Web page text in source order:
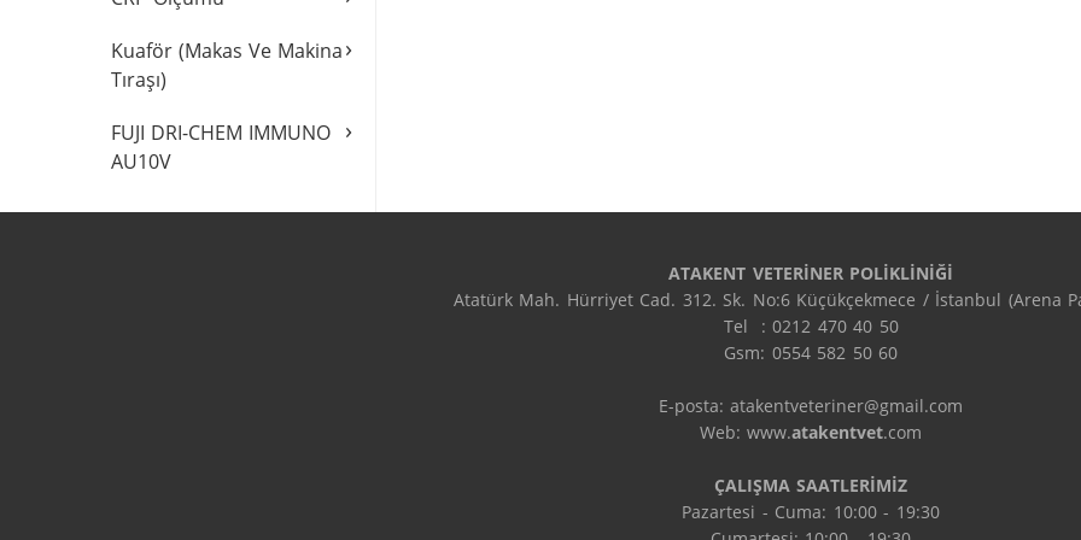
›
Kuaför (Makas Ve Makina
Tıraşı)
›
FUJI DRI-CHEM IMMUNO
AU10V
ATAKENT VETERİNER POLİKLİNİĞİ
Atatürk Mah. Hürriyet Cad. 312. Sk. No:6 Küçükçekmece / İstanbul (Arena
Tel  : 0212 470 40 50
Gsm: 0554 582 50 60
E-posta: atakentveteriner@gmail.com
Web: www.atakentvet.com
ÇALIŞMA SAATLERİMİZ
Pazartesi - Cuma: 10:00 - 19:30